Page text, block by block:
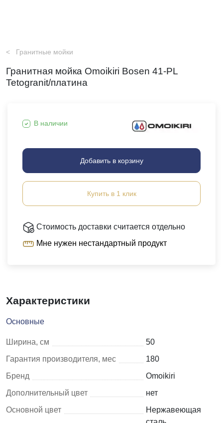
Гранитные мойки
Гранитная мойка Omoikiri Bosen 41-PL
Tetogranit/платина
В наличии
Добавить в корзину
Купить в 1 клик
Стоимость доставки считается отдельно
Мне нужен нестандартный продукт
Характеристики
Основные
Ширина, см
50
Гарантия производителя, мес
180
Бренд
Omoikiri
Дополнительный цвет
нет
Основной цвет
Нержавеющая